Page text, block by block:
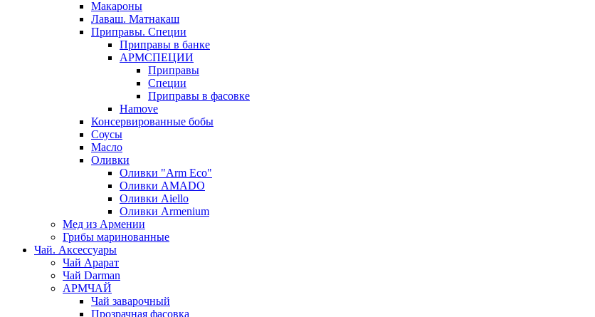
Макароны
Лаваш. Матнакаш
Приправы. Специи
Приправы в банке
АРМСПЕЦИИ
Приправы
Специи
Приправы в фасовке
Hamove
Консервированные бобы
Соусы
Масло
Оливки
Оливки "Arm Eco"
Оливки AMADO
Оливки Aiello
Оливки Armenium
Мед из Армении
Грибы маринованные
Чай. Аксессуары
Чай Арарат
Чай Darman
АРМЧАЙ
Чай заварочный
Прозрачная фасовка